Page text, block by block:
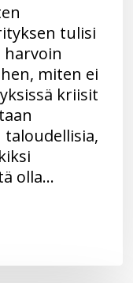
tulisi
harvoin
miten ei
kriisit
olla…